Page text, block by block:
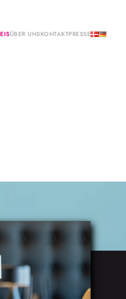
EISÜBER UNSKONTAKTPRESSE